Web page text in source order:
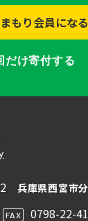
もり会員になる
だけ寄付する
兵庫県西宮市
FAX 0798-22-